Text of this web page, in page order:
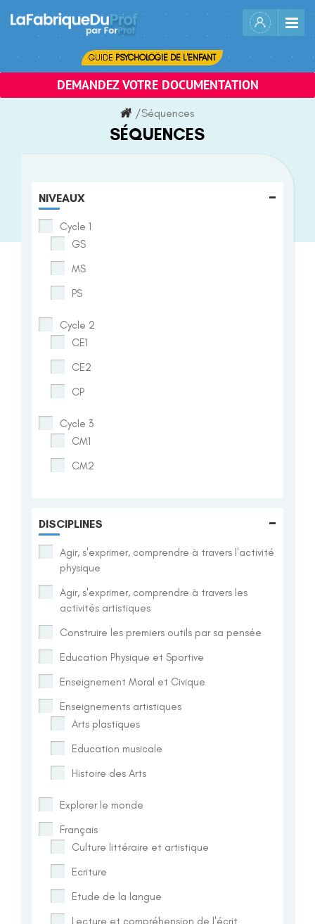
content
GUIDE PSYCHOLOGIE DE L'ENFANT
DEMANDEZ VOTRE DOCUMENTATION
/Séquences
SÉQUENCES
NIVEAUX -
Cycle 1
GS
MS
PS
Cycle 2
CE1
CE2
CP
Cycle 3
CM1
CM2
DISCIPLINES -
Agir, s'exprimer, comprendre à travers l'activité
physique
Agir, s'exprimer, comprendre à travers les
activités artistiques
Construire les premiers outils par sa pensée
Education Physique et Sportive
Enseignement Moral et Civique
Enseignements artistiques
Arts plastiques
Education musicale
Histoire des Arts
Explorer le monde
Français
Culture littéraire et artistique
Ecriture
Etude de la langue
Lecture et compréhension de l'écrit